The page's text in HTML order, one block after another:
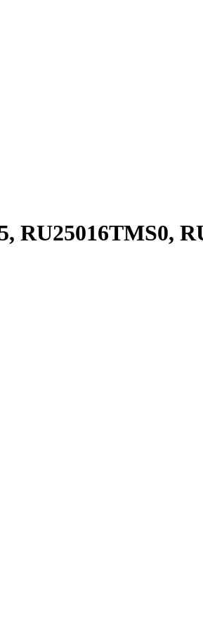
RU25016TMS0,